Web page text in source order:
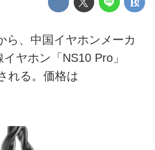
、中国イヤホンメーカ
ヤホン「NS10 Pro」
れる。価格は